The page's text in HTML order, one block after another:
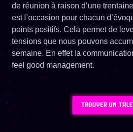
de réunion à raison d’une
est l’occasion pour chacun
points positifs. Cela permet de
tensions que nous pouvons
semaine. En effet la
feel good management.
TROUVER UN